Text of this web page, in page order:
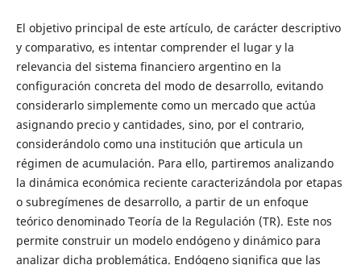
El objetivo principal de este artículo, de carácter descriptivo
y comparativo, es intentar comprender el lugar y la
relevancia del sistema financiero argentino en la
configuración concreta del modo de desarrollo, evitando
considerarlo simplemente como un mercado que actúa
asignando precio y cantidades, sino, por el contrario,
considerándolo como una institución que articula un
régimen de acumulación. Para ello, partiremos analizando
la dinámica económica reciente caracterizándola por etapas
o subregímenes de desarrollo, a partir de un enfoque
teórico denominado Teoría de la Regulación (TR). Este nos
permite construir un modelo endógeno y dinámico para
analizar dicha problemática. Endógeno significa que las